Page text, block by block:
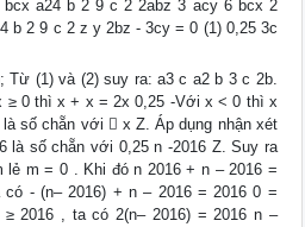
a24 b 2 9 c 2 2abz 3 acy 6 bcx 2
b 2 9 c 2 z y 2bz - 3cy = 0 (1) 0,25 3c
(1) và (2) suy ra: a3 c a2 b 3 c 2b.
≥ 0 thì x + x = 2x 0,25 -Với x < 0 thì x
số chẵn với  x Z. Áp dụng nhận xét
là số chẵn với 0,25 n -2016 Z. Suy ra
lẻ m = 0 . Khi đó n 2016 + n – 2016 =
- (n– 2016) + n – 2016 = 2016 0 =
2016 , ta có 2(n– 2016) = 2016 n –